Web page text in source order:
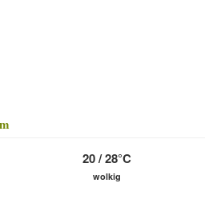
20 / 28°C
wolkig